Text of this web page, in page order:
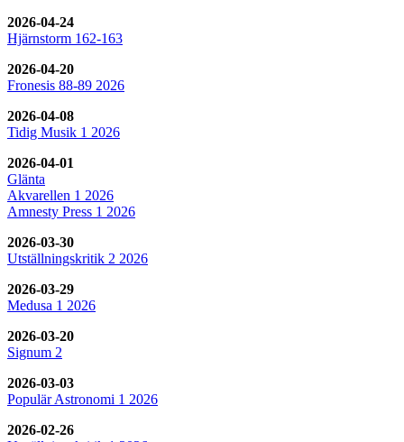
2026-04-24
Hjärnstorm 162-163
2026-04-20
Fronesis 88-89 2026
2026-04-08
Tidig Musik 1 2026
2026-04-01
Glänta
Akvarellen 1 2026
Amnesty Press 1 2026
2026-03-30
Utställningskritik 2 2026
2026-03-29
Medusa 1 2026
2026-03-20
Signum 2
2026-03-03
Populär Astronomi 1 2026
2026-02-26